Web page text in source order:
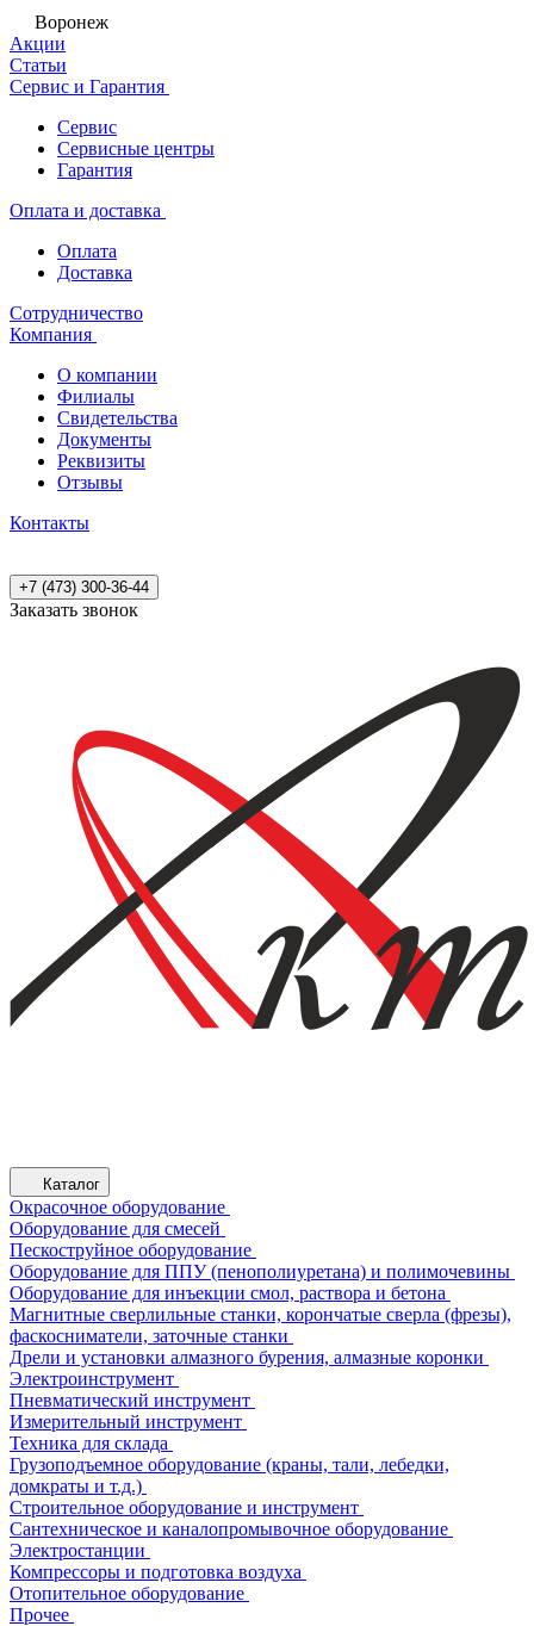
Воронеж
Акции
Статьи
Сервис и Гарантия
Сервис
Сервисные центры
Гарантия
Оплата и доставка
Оплата
Доставка
Сотрудничество
Компания
О компании
Филиалы
Свидетельства
Документы
Реквизиты
Отзывы
Контакты
+7 (473) 300-36-44
Заказать звонок
Каталог
Окрасочное оборудование
Оборудование для смесей
Пескоструйное оборудование
Оборудование для ППУ (пенополиуретана) и полимочевины
Оборудование для инъекции смол, раствора и бетона
Магнитные сверлильные станки, корончатые сверла (фрезы),
фаскосниматели, заточные станки
Дрели и установки алмазного бурения, алмазные коронки
Электроинструмент
Пневматический инструмент
Измерительный инструмент
Техника для склада
Грузоподъемное оборудование (краны, тали, лебедки,
домкраты и т.д.)
Строительное оборудование и инструмент
Сантехническое и каналопромывочное оборудование
Электростанции
Компрессоры и подготовка воздуха
Отопительное оборудование
Прочее